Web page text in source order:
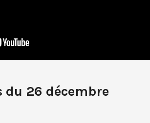
du 26 décembre